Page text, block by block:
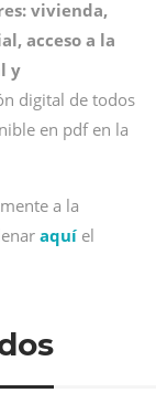
vivienda,
acceso a la
y
digital de todos
en pdf en la
a la
aquí el